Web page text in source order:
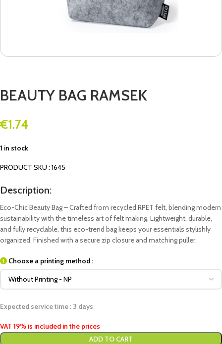
BEAUTY BAG RAMSEK
€1.74
1 in stock
PRODUCT SKU : 1645
Description:
Eco-Chic Beauty Bag – Crafted from recycled RPET felt, blending modern
sustainability with the timeless art of felt making. Lightweight, durable,
and fully recyclable, this eco-trend bag keeps your essentials stylishly
organized. Finished with a secure zip closure and matching puller.
Choose a printing method :
Expected service time : 3 days
VAT 19% is included in the prices
ADD TO CART